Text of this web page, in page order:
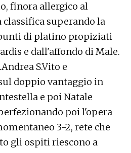
finora allergico al
superando la
di platino propiziati
e dall'affondo di Male.
S.Vito e
doppio vantaggio in
e poi Natale
poi l'opera
3-2, rete che
gli ospiti riescono a